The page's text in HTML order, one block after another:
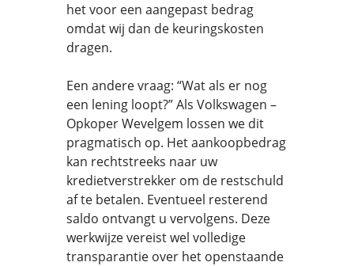
het voor een aangepast bedrag
omdat wij dan de keuringskosten
dragen.
Een andere vraag: “Wat als er nog
een lening loopt?” Als Volkswagen –
Opkoper Wevelgem lossen we dit
pragmatisch op. Het aankoopbedrag
kan rechtstreeks naar uw
kredietverstrekker om de restschuld
af te betalen. Eventueel resterend
saldo ontvangt u vervolgens. Deze
werkwijze vereist wel volledige
transparantie over het openstaande